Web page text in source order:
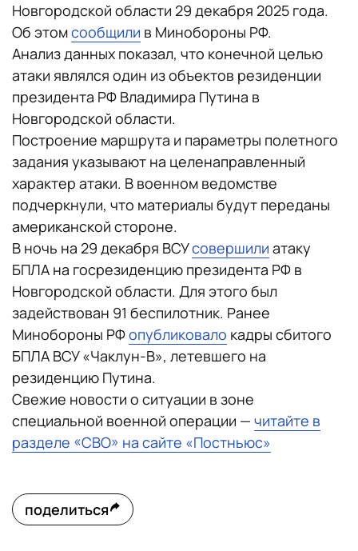
Новгородской области 29 декабря 2025 года.
Об этомсообщили в Минобороны РФ.
Анализ данных показал, что конечной целью
атаки являлся один из объектов резиденции
президента РФ Владимира Путина в
Новгородской области.
Построение маршрута и параметры полетного
задания указывают на целенаправленный
характер атаки. В военном ведомстве
подчеркнули, что материалы будут переданы
американской стороне.
В ночь на 29 декабря ВСУсовершили атаку
БПЛА на госрезиденцию президента РФ в
Новгородской области. Для этого был
задействован 91 беспилотник. Ранее
Минобороны РФопубликовало кадры сбитого
БПЛА ВСУ «Чаклун-В», летевшего на
резиденцию Путина.
Свежие новости о ситуации в зоне
специальной военной операции — читайте в
разделе «СВО» на сайте «Постньюс»
поделиться